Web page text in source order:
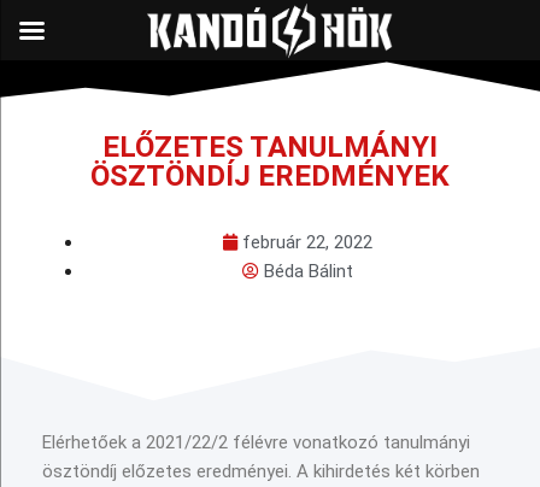
ELŐZETES TANULMÁNYI
ÖSZTÖNDÍJ EREDMÉNYEK
február 22, 2022
Béda Bálint
Elérhetőek a 2021/22/2 félévre vonatkozó tanulmányi
ösztöndíj előzetes eredményei. A kihirdetés két körben